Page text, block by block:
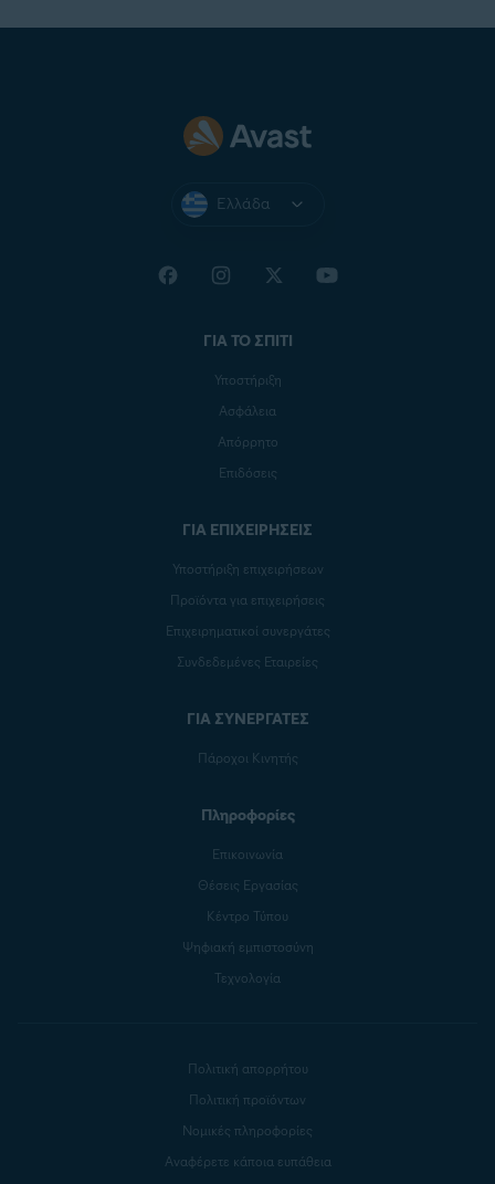
Ελλάδα
ΓΙΑ ΤΟ ΣΠΙΤΙ
Υποστήριξη
Ασφάλεια
Απόρρητο
Επιδόσεις
ΓΙΑ ΕΠΙΧΕΙΡΗΣΕΙΣ
Υποστήριξη επιχειρήσεων
Προϊόντα για επιχειρήσεις
Επιχειρηματικοί συνεργάτες
Συνδεδεμένες Εταιρείες
ΓΙΑ ΣΥΝΕΡΓΑΤΕΣ
Πάροχοι Κινητής
Πληροφορίες
Επικοινωνία
Θέσεις Εργασίας
Κέντρο Τύπου
Ψηφιακή εμπιστοσύνη
Τεχνολογία
Πολιτική απορρήτου
Πολιτική προϊόντων
Νομικές πληροφορίες
Αναφέρετε κάποια ευπάθεια